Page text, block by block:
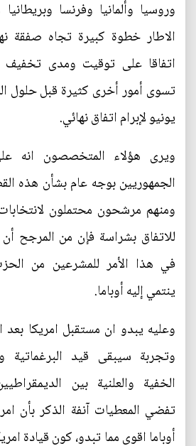
وروسيا وألمانيا وفرنسا
الاطار خطوة كبيرة تجاه صفقة
اتفاقا على توقيت ومدى تخفيف
تسوى أمور أخرى كثيرة قبل حلول
يونيو لإبرام اتفاق نهائي.
ويرى هؤلاء المتخصصون انه
الجمهوريين بوجه عام بشأن هذه
للاتفاق بشراسة فإن من المرجح
في هذا الأمر للمشرعين من
ينتمي إليه أوباما.
وعليه يبدو ان مستقبل امريكا بعد
وتجربة سيبقى قيد البرغماتية
الخفية والعلنية بين
تفضي المعطيات آنفة الذكر بأن
أوباما اقوى مما تبدو، كون قيادة